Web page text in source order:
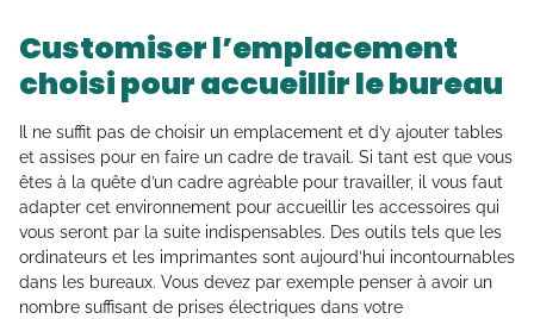
Customiser l’emplacement
choisi pour accueillir le bureau
Il ne suffit pas de choisir un emplacement et d’y ajouter tables
et assises pour en faire un cadre de travail. Si tant est que vous
êtes à la quête d’un cadre agréable pour travailler, il vous faut
adapter cet environnement pour accueillir les accessoires qui
vous seront par la suite indispensables. Des outils tels que les
ordinateurs et les imprimantes sont aujourd’hui incontournables
dans les bureaux. Vous devez par exemple penser à avoir un
nombre suffisant de prises électriques dans votre